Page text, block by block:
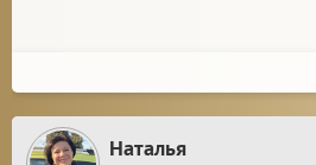
Наталья